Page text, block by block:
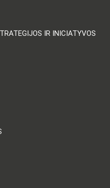
IR INICIATYVOS